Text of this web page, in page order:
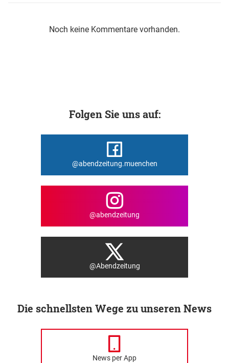
Noch keine Kommentare vorhanden.
Folgen Sie uns auf:
@abendzeitung.muenchen
@abendzeitung
@Abendzeitung
Die schnellsten Wege zu unseren News
News per App